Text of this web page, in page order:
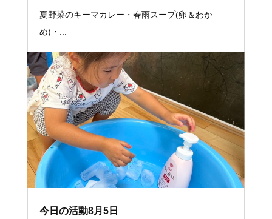
夏野菜のキーマカレー・春雨スープ(卵＆わか
め)・...
今日の活動8月5日